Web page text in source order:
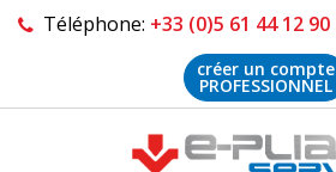
Téléphone: +33 (0)5 61 44 12 90
créer un compte
PROFESSIONNEL